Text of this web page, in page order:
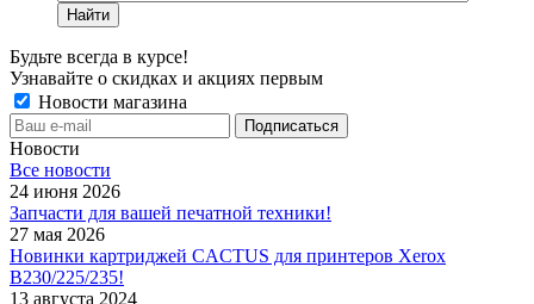
Найти
Будьте всегда в курсе!
Узнавайте о скидках и акциях первым
Новости магазина
Новости
Все новости
24 июня 2026
Запчасти для вашей печатной техники!
27 мая 2026
Новинки картриджей CACTUS для принтеров Xerox
B230/225/235!
13 августа 2024